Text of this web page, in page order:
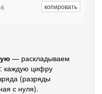
копировать
— раскладываем
каждую цифру
(разряды
с нуля).